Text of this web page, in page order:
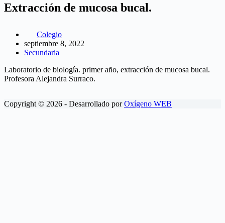
Extracción de mucosa bucal.
Colegio
septiembre 8, 2022
Secundaria
Laboratorio de biología. primer año, extracción de mucosa bucal.
Profesora Alejandra Surraco.
Copyright © 2026 - Desarrollado porOxígeno WEB